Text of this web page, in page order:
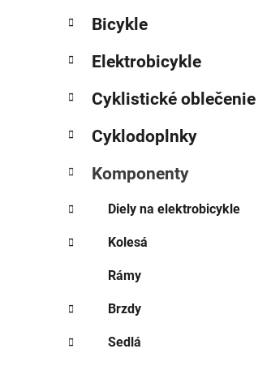
B
o
č
ý
a
n
e
l
kategórie
K
a
e
ó
i
Bicykle
Elektrobicykle
Cyklistické oblečenie
Cyklodoplnky
Komponenty
Diely na elektrobicykle
Kolesá
Rámy
Brzdy
Sedlá